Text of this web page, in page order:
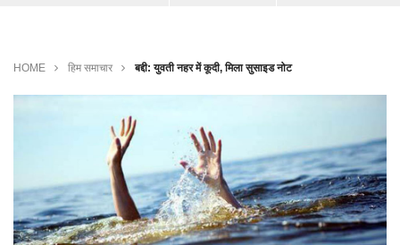
HOME हिम समाचार बद्दी: युवती नहर में कूदी, मिला सुसाइड नोट